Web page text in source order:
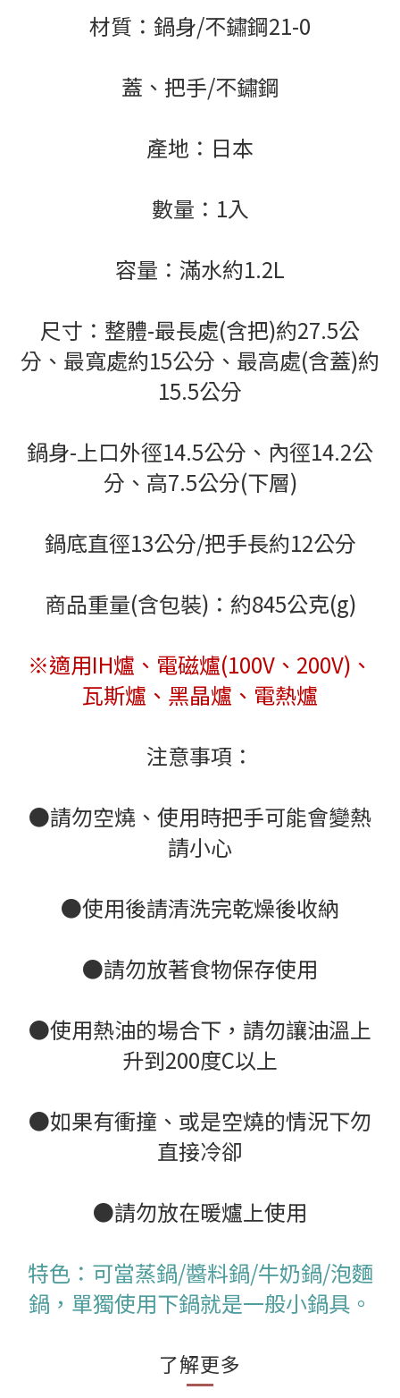
材質：鍋身/不鏽鋼21-0
蓋、把手/不鏽鋼
產地：日本
數量：1入
容量：滿水約1.2L
尺寸：整體-最長處(含把)約27.5公
分、最寬處約15公分、最高處(含蓋)約
15.5公分
鍋身-上口外徑14.5公分、內徑14.2公
分、高7.5公分(下層)
鍋底直徑13公分/把手長約12公分
商品重量(含包裝)：約845公克(g)
※適用IH爐、電磁爐(100V、200V)、
瓦斯爐、黑晶爐、電熱爐
注意事項：
●請勿空燒、使用時把手可能會變熱
請小心
●使用後請清洗完乾燥後收納
●請勿放著食物保存使用
●使用熱油的場合下，請勿讓油溫上
升到200度C以上
●如果有衝撞、或是空燒的情況下勿
直接冷卻
●請勿放在暖爐上使用
特色：可當蒸鍋/醬料鍋/牛奶鍋/泡麵
鍋，單獨使用下鍋就是一般小鍋具。
了解更多